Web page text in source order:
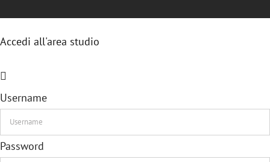
Accedi all'area studio
Username
Password